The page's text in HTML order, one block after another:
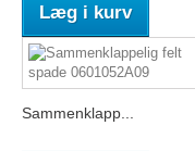
Læg i kurv
Sammenklapp...